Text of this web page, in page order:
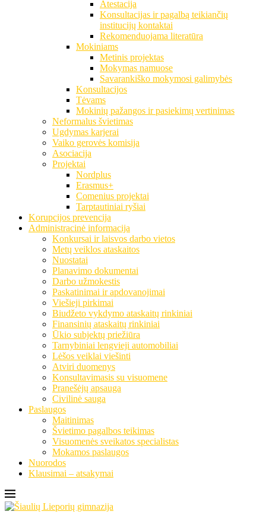
Atestacija
Konsultacijas ir pagalbą teikiančių
institucijų kontaktai
Rekomenduojama literatūra
Mokiniams
Metinis projektas
Mokymas namuose
Savarankiško mokymosi galimybės
Konsultacijos
Tėvams
Mokinių pažangos ir pasiekimų vertinimas
Neformalus švietimas
Ugdymas karjerai
Vaiko gerovės komisija
Asociacija
Projektai
Nordplus
Erasmus+
Comenius projektai
Tarptautiniai ryšiai
Korupcijos prevencija
Administracinė informacija
Konkursai ir laisvos darbo vietos
Metų veiklos ataskaitos
Nuostatai
Planavimo dokumentai
Darbo užmokestis
Paskatinimai ir apdovanojimai
Viešieji pirkimai
Biudžeto vykdymo ataskaitų rinkiniai
Finansinių ataskaitų rinkiniai
Ūkio subjektų priežiūra
Tarnybiniai lengvieji automobiliai
Lėšos veiklai viešinti
Atviri duomenys
Konsultavimasis su visuomene
Pranešėjų apsauga
Civilinė sauga
Paslaugos
Maitinimas
Švietimo pagalbos teikimas
Visuomenės sveikatos specialistas
Mokamos paslaugos
Nuorodos
Klausimai – atsakymai